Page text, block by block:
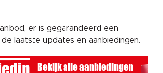
er is gegarandeerd een
laatste updates en aanbiedingen.
Bekijk alle aanbiedingen